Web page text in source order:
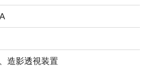
造影透視装置